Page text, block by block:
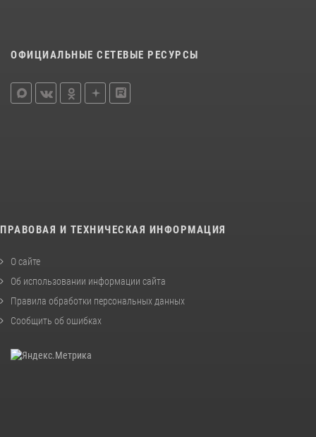
ОФИЦИАЛЬНЫЕ СЕТЕВЫЕ РЕСУРСЫ
ПРАВОВАЯ И ТЕХНИЧЕСКАЯ ИНФОРМАЦИЯ
О сайте
Об использовании информации сайта
Правила обработки персональных данных
Сообщить об ошибках